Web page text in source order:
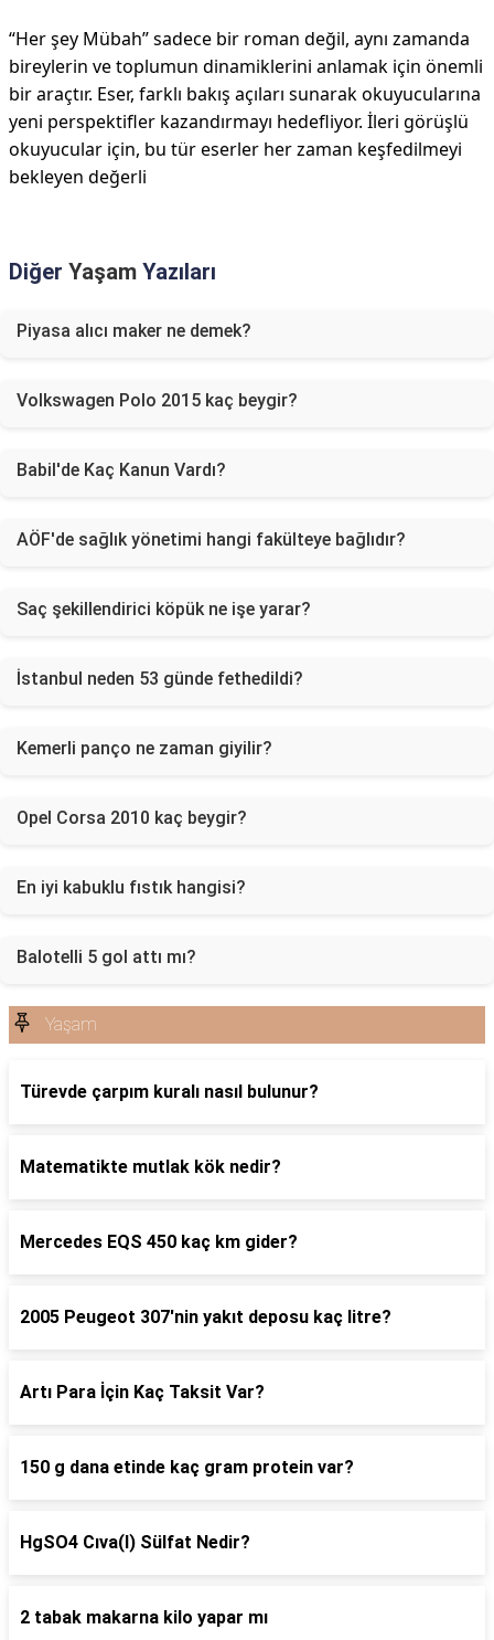
“Her şey Mübah” sadece bir roman değil, aynı zamanda
bireylerin ve toplumun dinamiklerini anlamak için önemli
bir araçtır. Eser, farklı bakış açıları sunarak okuyucularına
yeni perspektifler kazandırmayı hedefliyor. İleri görüşlü
okuyucular için, bu tür eserler her zaman keşfedilmeyi
bekleyen değerli
Diğer Yaşam Yazıları
Piyasa alıcı maker ne demek?
Volkswagen Polo 2015 kaç beygir?
Babil'de Kaç Kanun Vardı?
AÖF'de sağlık yönetimi hangi fakülteye bağlıdır?
Saç şekillendirici köpük ne işe yarar?
İstanbul neden 53 günde fethedildi?
Kemerli panço ne zaman giyilir?
Opel Corsa 2010 kaç beygir?
En iyi kabuklu fıstık hangisi?
Balotelli 5 gol attı mı?
Yaşam
Türevde çarpım kuralı nasıl bulunur?
Matematikte mutlak kök nedir?
Mercedes EQS 450 kaç km gider?
2005 Peugeot 307'nin yakıt deposu kaç litre?
Artı Para İçin Kaç Taksit Var?
150 g dana etinde kaç gram protein var?
HgSO4 Cıva(I) Sülfat Nedir?
2 tabak makarna kilo yapar mı